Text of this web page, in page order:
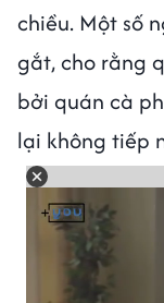
chiều. Một số
gắt, cho rằng
bởi quán cà
lại không tiếp